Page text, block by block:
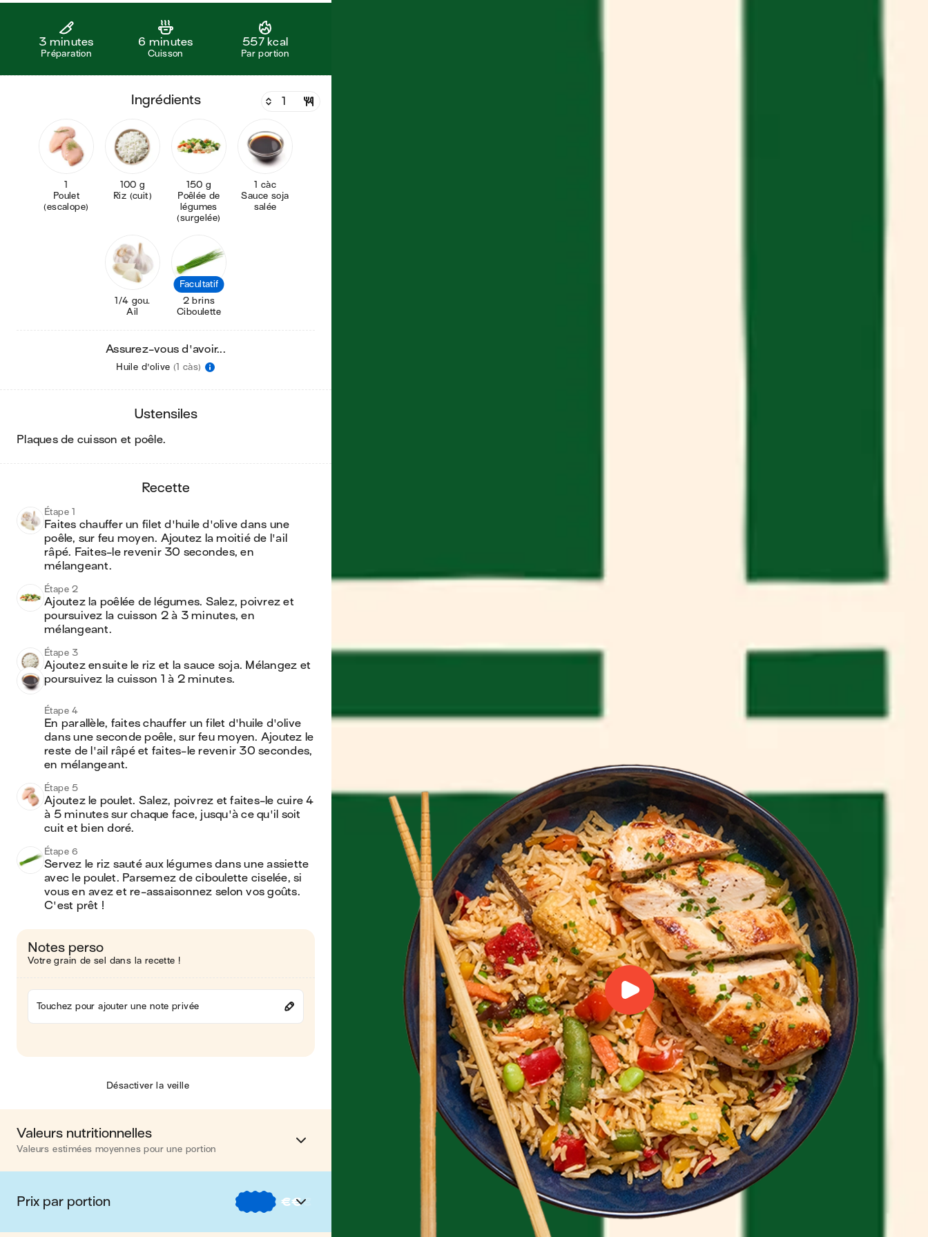
3 minutes
Préparation
6 minutes
Cuisson
557 kcal
Par portion
ingrédients
1
Poulet
(escalope)
100 g
Riz (cuit)
150 g
Poêlée de
légumes
(surgelée)
1 càc
Sauce soja
salée
1/4 gou.
Ail
Facultatif
2 brins
Ciboulette
Assurez-vous d'avoir...
Huile d'olive (1 càs)
ustensiles
plaques de cuisson et poêle.
recette
Étape 1
Faites chauffer un filet d'huile d'olive dans une
poêle, sur feu moyen. Ajoutez la moitié de l'ail
râpé. Faites-le revenir 30 secondes, en
mélangeant.
Étape 2
Ajoutez la poêlée de légumes. Salez, poivrez et
poursuivez la cuisson 2 à 3 minutes, en
mélangeant.
Étape 3
Ajoutez ensuite le riz et la sauce soja. Mélangez et
poursuivez la cuisson 1 à 2 minutes.
Étape 4
En parallèle, faites chauffer un filet d'huile d'olive
dans une seconde poêle, sur feu moyen. Ajoutez le
reste de l'ail râpé et faites-le revenir 30 secondes,
en mélangeant.
Étape 5
Ajoutez le poulet. Salez, poivrez et faites-le cuire 4
à 5 minutes sur chaque face, jusqu'à ce qu'il soit
cuit et bien doré.
Étape 6
Servez le riz sauté aux légumes dans une assiette
avec le poulet. Parsemez de ciboulette ciselée, si
vous en avez et re-assaisonnez selon vos goûts.
C'est prêt !
Notes perso
Votre grain de sel dans la recette !
Touchez pour ajouter une note privée
Désactiver la veille
Valeurs nutritionnelles
Valeurs estimées moyennes pour une portion
Calories 557 kcal
Matières grasses 22 g
Prix par portion €€€
€